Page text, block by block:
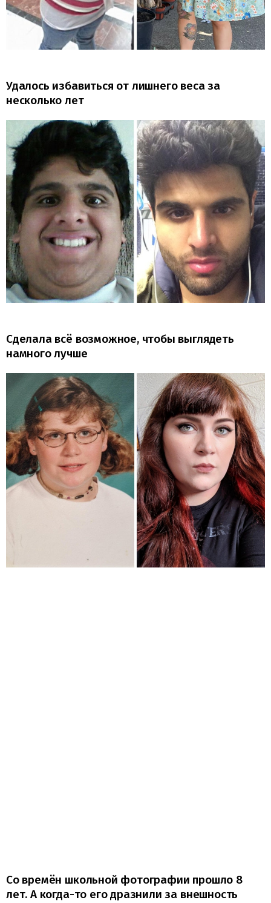
Удалось избавиться от лишнего веса за
несколько лет
Сделала всё возможное, чтобы выглядеть
намного лучше
Со времён школьной фотографии прошло 8
лет. А когда-то его дразнили за внешность